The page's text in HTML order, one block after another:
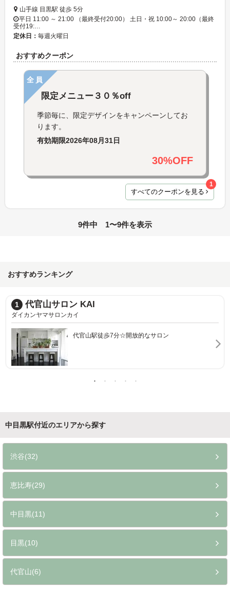
山手線 目黒駅 徒歩 5分
平日 11:00 ～ 21:00 （最終受付20:00） 土日・祝 10:00～ 20:00（最終
受付19:…
定休日： 毎週火曜日
おすすめクーポン
全員
限定メニュー３０％off
季節毎に、限定デザインをキャンペーンしてお
ります。
有効期限2026年08月31日
30%OFF
すべてのクーポンを見る
1
9件中 1〜9件を表示
おすすめランキング
2 BBNail
ビービーネイル
【中目黒駅徒歩1分◎】最新デザイン更新中♪希望の
予算で好みのネイルに☆
中目黒駅付近のエリアから探す
渋谷(32)
恵比寿(29)
中目黒(11)
目黒(10)
代官山(6)